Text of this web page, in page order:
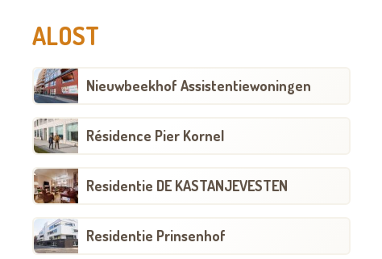
ALOST
Nieuwbeekhof Assistentiewoningen
Résidence Pier Kornel
Residentie DE KASTANJEVESTEN
Residentie Prinsenhof